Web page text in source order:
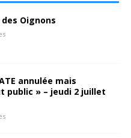
des Oignons
annulée mais
public » – jeudi 2 juillet